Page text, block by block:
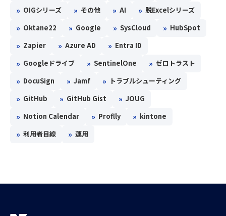
» OIGシリーズ » その他 » AI » 脱Excelシリーズ
» Oktane22 » Google » SysCloud » HubSpot
» Zapier » Azure AD » Entra ID
» Googleドライブ » SentinelOne » ゼロトラスト
» DocuSign » Jamf » トラブルシューティング
» GitHub » GitHub Gist » JOUG
» Notion Calendar » Proflly » kintone
» 利用者目線 » 運用